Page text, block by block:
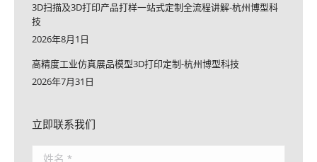
3D扫描及3D打印产品打样一站式定制全流程讲解-杭州博型科
技
2026年8月1日
高精度工业仿真展品模型3D打印定制-杭州博型科技
2026年7月31日
立即联系我们
姓名 *